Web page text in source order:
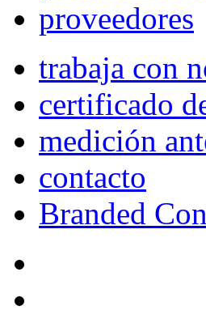
proveedores
trabaja con
certificado
medición
contacto
Branded